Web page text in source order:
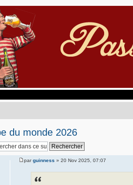
du monde 2026
parguinness » 20 Nov 2025, 07:07